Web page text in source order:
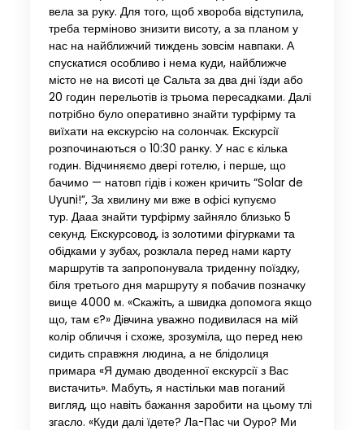
вела за руку. Для того, щоб хвороба відступила,
треба терміново знизити висоту, а за планом у
нас на найближчий тиждень зовсім навпаки. А
спускатися особливо і нема куди, найближче
місто не на висоті це Сальта за два дні їзди або
20 годин перельотів із трьома пересадками. Далі
потрібно було оперативно знайти турфірму та
виїхати на екскурсію на солончак. Екскурсії
розпочинаються о 10:30 ранку. У нас є кілька
годин. Відчиняємо двері готелю, і перше, що
бачимо — натовп гідів і кожен кричить “Solar de
Uyuni!”, За хвилину ми вже в офісі купуємо
тур. Дааа знайти турфірму зайняло близько 5
секунд. Екскурсовод, із золотими фігурками та
обідками у зубах, розклала перед нами карту
маршрутів та запропонувала триденну поїздку,
біля третього дня маршруту я побачив позначку
вище 4000 м. «Скажіть, а швидка допомога якщо
що, там є?» Дівчина уважно подивилася на мій
колір обличчя і схоже, зрозуміла, що перед нею
сидить справжня людина, а не блідолиця
примара «Я думаю дводенної екскурсії з Вас
вистачить». Мабуть, я настільки мав поганий
вигляд, що навіть бажання заробити на цьому тлі
згасло. «Куди далі їдете? Ла-Пас чи Оуро? Ми